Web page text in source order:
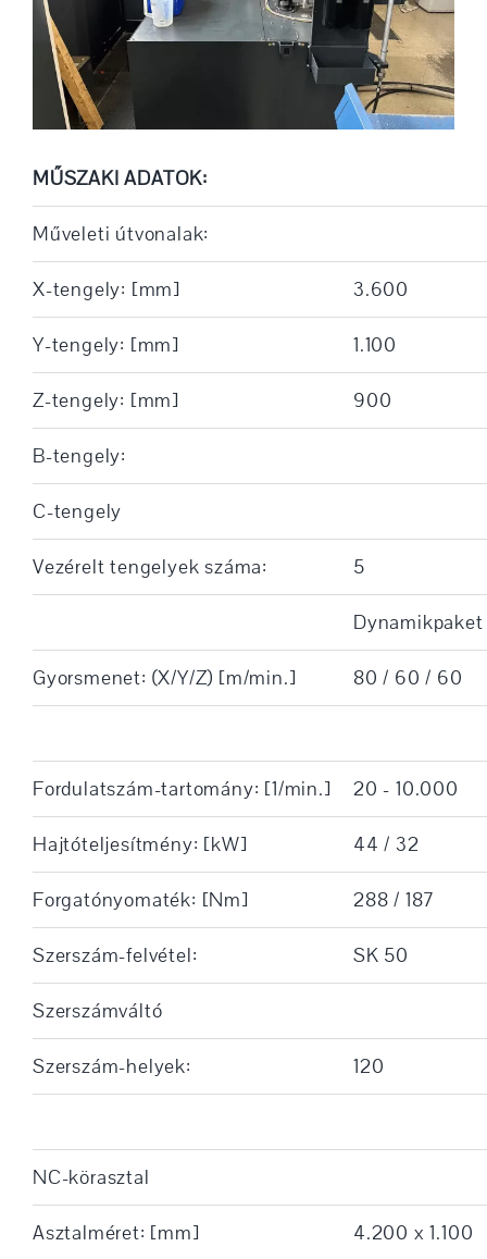
MŰSZAKI ADATOK:
Műveleti útvonalak:
X-tengely: [mm] 3.600
Y-tengely: [mm] 1.100
Z-tengely: [mm] 900
B-tengely:
C-tengely
Vezérelt tengelyek száma: 5
Gyorsmenet: (X/Y/Z) [m/min.] 80 / 60 / 60
Fordulatszám-tartomány: [1/min.] 20 - 10.000
Hajtóteljesítmény: [kW] 44 / 32
Forgatónyomaték: [Nm] 288 / 187
Szerszám-felvétel: SK 50
Szerszámváltó
Szerszám-helyek: 120
NC-körasztal
Asztalméret: [mm] 4.200 x 1.100